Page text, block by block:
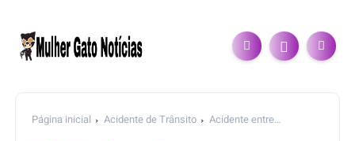
Página inicial Acidente de Trânsito
Acidente entre